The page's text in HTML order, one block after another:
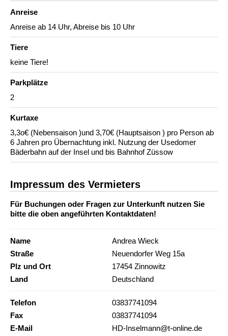
Anreise
Anreise ab 14 Uhr, Abreise bis 10 Uhr
Tiere
keine Tiere!
Parkplätze
2
Kurtaxe
3,3o€ (Nebensaison )und 3,70€ (Hauptsaison ) pro Person ab
6 Jahren pro Übernachtung inkl. Nutzung der Usedomer
Bäderbahn auf der Insel und bis Bahnhof Züssow
Impressum des Vermieters
Für Buchungen oder Fragen zur Unterkunft nutzen Sie
bitte die oben angeführten Kontaktdaten!
Name
Andrea Wieck
Straße
Neuendorfer Weg 15a
Plz und Ort
17454 Zinnowitz
Land
Deutschland
Telefon
03837741094
Fax
03837741094
E-Mail
HD-Inselmann@t-online.de